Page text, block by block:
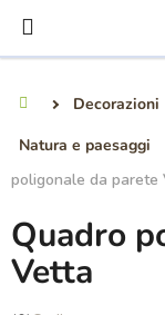
contenuto
Decorazioni
Natura e paesaggi
poligonale da parete
Quadro
Vetta